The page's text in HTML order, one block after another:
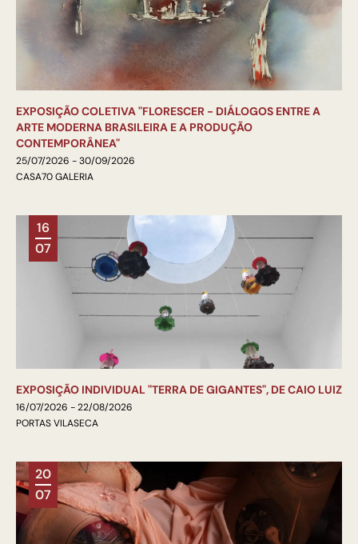
EXPOSIÇÃO COLETIVA "FLORESCER - DIÁLOGOS ENTRE A
ARTE MODERNA BRASILEIRA E A PRODUÇÃO
CONTEMPORÂNEA"
25/07/2026 - 30/09/2026
CASA70 GALERIA
16
07
EXPOSIÇÃO INDIVIDUAL "TERRA DE GIGANTES", DE CAIO LUIZ
16/07/2026 - 22/08/2026
PORTAS VILASECA
20
07